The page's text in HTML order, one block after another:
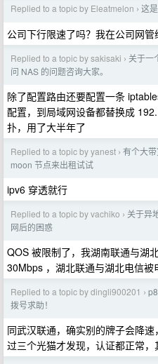
Replied to a topic by Eleatmelon › 这
公司下行限速了吗？我在公司网
Replied to a topic by sakisaki › 关于一
问 NAS 的问题咨询大家。
除了配置路由还要配置一条
配置，到局域网设备都替换成
扑，用了大半年了
Replied to a topic by yanest › 有个大
moon 节点来出租试试
ipv6 穿透就行
Replied to a topic by vachiko › 关于异
网后的困惑
QOS 被限制了，我湖南联通与湖
30Mbps ，湖北联通与湖北电信
Replied to a topic by dingli900201 ›
拨号求助！
同武汉联通，确实别的牌子会降
过三个光猫才发现，认证都正常